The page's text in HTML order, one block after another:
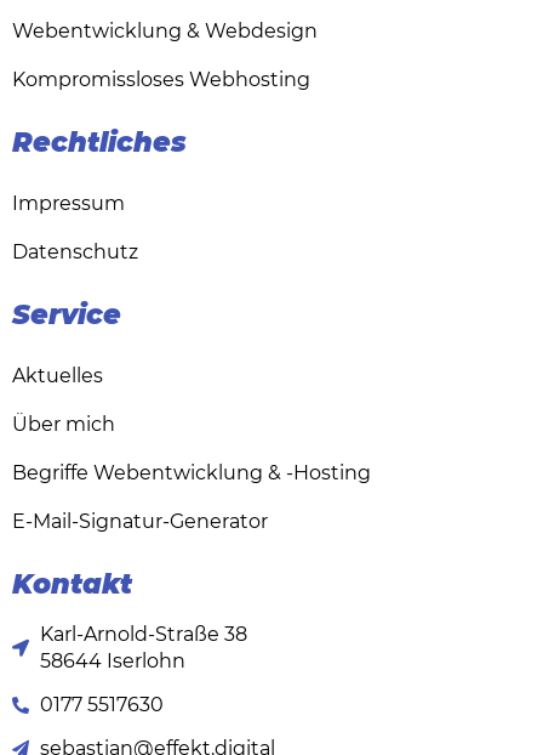
Webentwicklung & Webdesign
Kompromissloses Webhosting
Rechtliches
Impressum
Datenschutz
Service
Aktuelles
Über mich
Begriffe Webentwicklung & -Hosting
E-Mail-Signatur-Generator
Kontakt
Karl-Arnold-Straße 38
58644 Iserlohn
0177 5517630
sebastian@effekt.digital